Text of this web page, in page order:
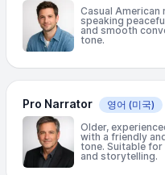
Casual American
speaking
and smooth
tone.
Pro Narrator 영어 (미국)
Older,
with a friendly
tone. Suitable
and storytelling.